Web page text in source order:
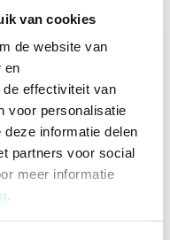
van cookies
de website van
en
effectiviteit van
voor personalisatie
informatie delen
partners voor social
meer informatie
.
passend moet zijn
verstelbereik in zitting
gemaakt:
lang bent
bent